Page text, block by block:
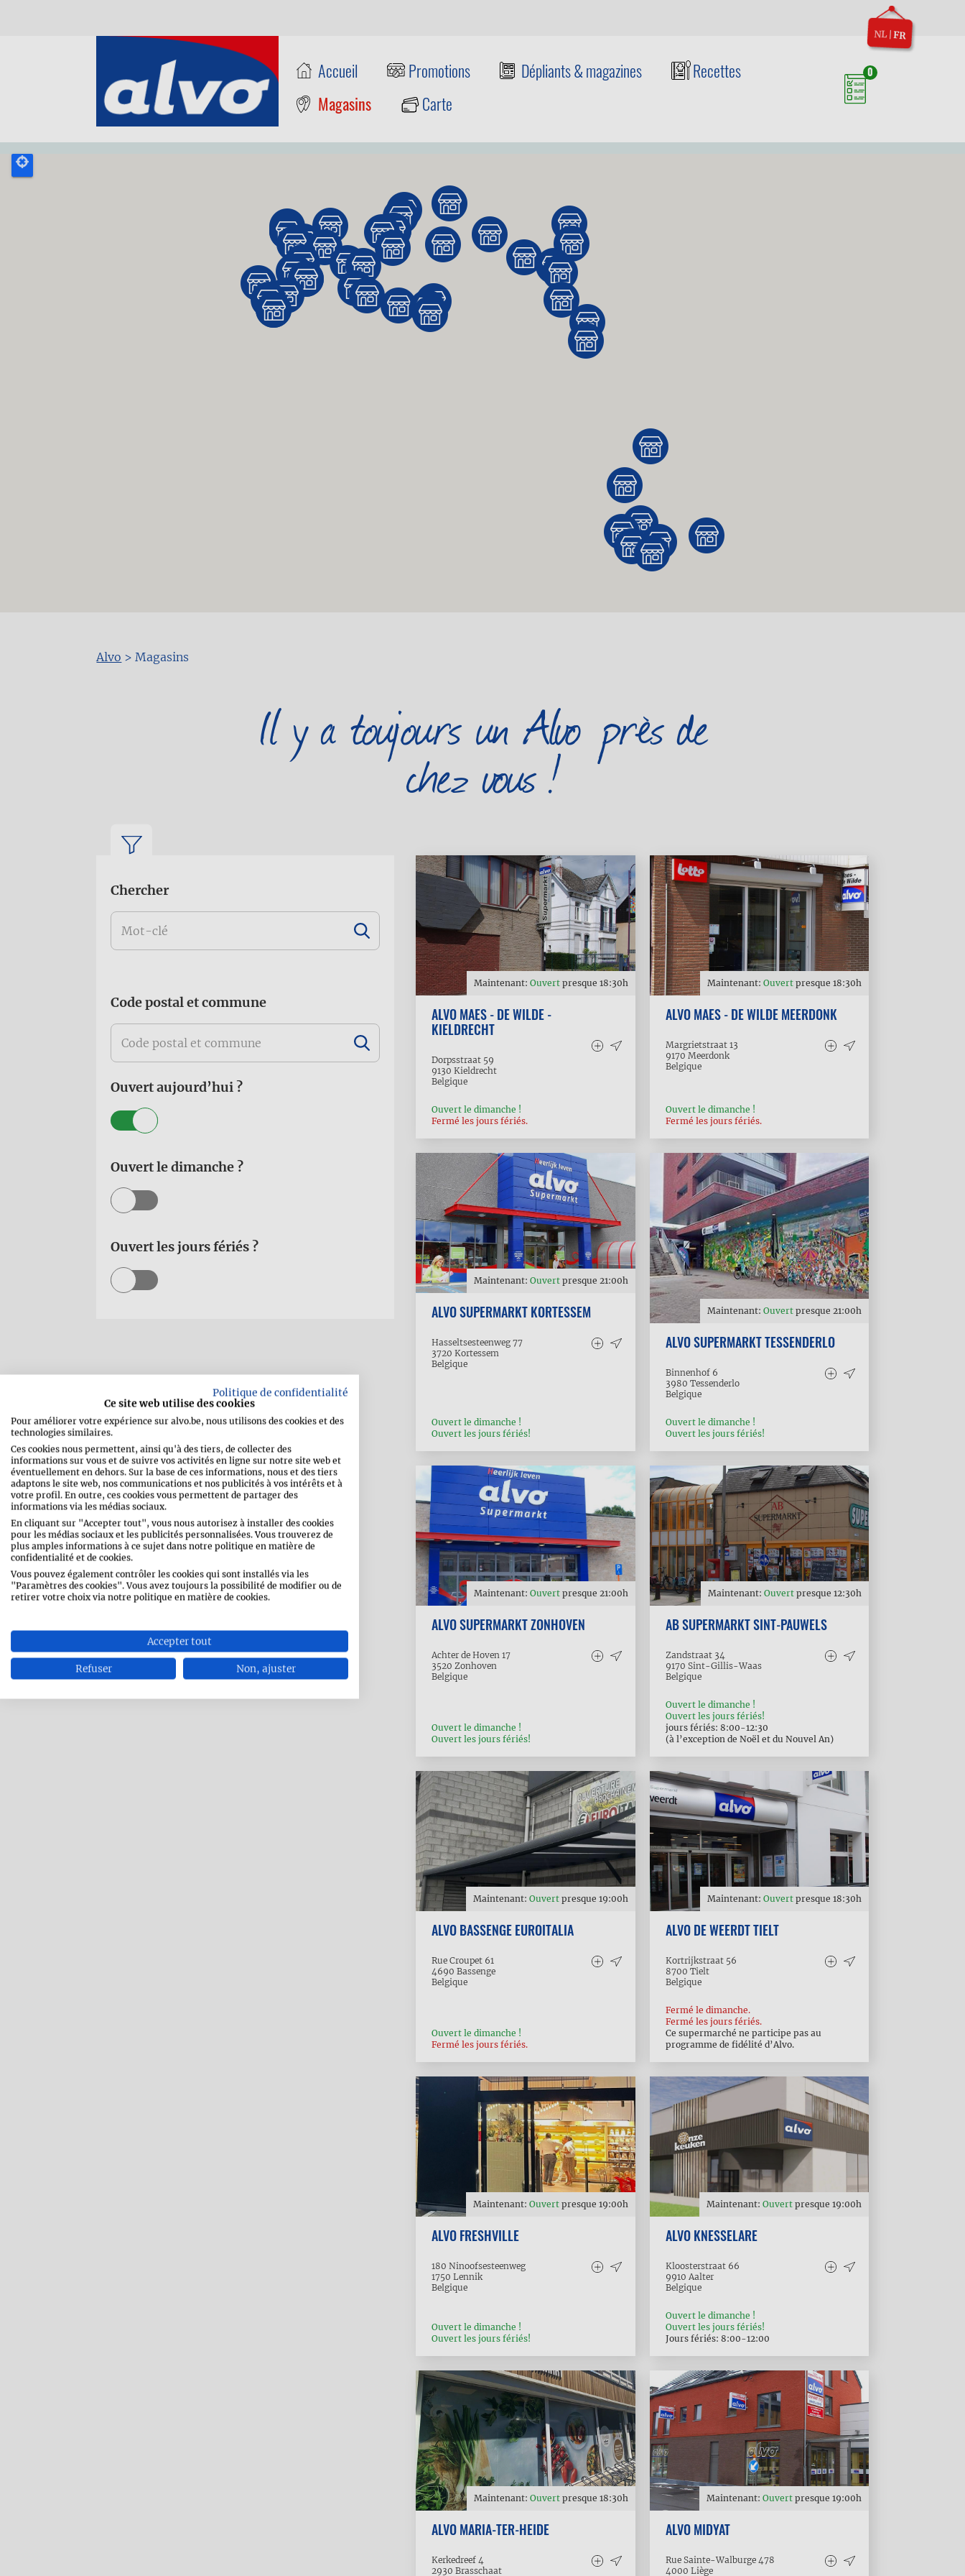
NL|FR
Accueil Promotions Dépliants & magazines
Recettes
Magasins
Carte
0
Fil
Alvo > Magasins
Il y a toujours un Alvo près de
chez vous !
Chercher
Code postal et commune
Ouvert aujourd’hui ?
Ouvert le dimanche ?
Ouvert les jours fériés ?
Maintenant: Ouvertpresque 18:30h
ALVO MAES - DE WILDE -
KIELDRECHT
Dorpsstraat 59
9130 Kieldrecht
Belgique
Ouvert le dimanche !
Fermé les jours fériés.
Maintenant: Ouvertpresque 18:30h
ALVO MAES - DE WILDE MEERDONK
Margrietstraat 13
9170 Meerdonk
Belgique
Ouvert le dimanche !
Fermé les jours fériés.
Maintenant: Ouvertpresque 21:00h
ALVO SUPERMARKT KORTESSEM
Hasseltsesteenweg 77
3720 Kortessem
Belgique
Ouvert le dimanche !
Ouvert les jours fériés!
Maintenant: Ouvertpresque 21:00h
ALVO SUPERMARKT TESSENDERLO
Binnenhof 6
3980 Tessenderlo
Belgique
Ouvert le dimanche !
Ouvert les jours fériés!
Maintenant: Ouvertpresque 21:00h
ALVO SUPERMARKT ZONHOVEN
Achter de Hoven 17
3520 Zonhoven
Belgique
Ouvert le dimanche !
Ouvert les jours fériés!
Maintenant: Ouvertpresque 12:30h
AB SUPERMARKT SINT-PAUWELS
Zandstraat 34
9170 Sint-Gillis-Waas
Belgique
Ouvert le dimanche !
Ouvert les jours fériés!
jours fériés: 8:00-12:30
(à l’exception de Noël et du Nouvel An)
Maintenant: Ouvertpresque 19:00h
ALVO BASSENGE EUROITALIA
Rue Croupet 61
4690 Bassenge
Belgique
Ouvert le dimanche !
Fermé les jours fériés.
Maintenant: Ouvertpresque 18:30h
ALVO DE WEERDT TIELT
Kortrijkstraat 56
8700 Tielt
Belgique
Fermé le dimanche.
Fermé les jours fériés.
Ce supermarché ne participe pas au
programme de fidélité d’Alvo.
Maintenant: Ouvertpresque 19:00h
ALVO FRESHVILLE
180 Ninoofsesteenweg
1750 Lennik
Belgique
Ouvert le dimanche !
Ouvert les jours fériés!
Maintenant: Ouvertpresque 19:00h
ALVO KNESSELARE
Kloosterstraat 66
9910 Aalter
Belgique
Ouvert le dimanche !
Ouvert les jours fériés!
Jours fériés: 8:00-12:00
Maintenant: Ouvertpresque 18:30h
ALVO MARIA-TER-HEIDE
Kerkedreef 4
2930 Brasschaat
Maintenant: Ouvertpresque 19:00h
ALVO MIDYAT
Rue Sainte-Walburge 478
4000 Liège
Politique de confidentialité
Ce site web utilise des cookies
Pour améliorer votre expérience sur alvo.be, nous utilisons des cookies et des
technologies similaires.
Ces cookies nous permettent, ainsi qu'à des tiers, de collecter des
informations sur vous et de suivre vos activités en ligne sur notre site web et
éventuellement en dehors. Sur la base de ces informations, nous et des tiers
adaptons le site web, nos communications et nos publicités à vos intérêts et à
votre profil. En outre, ces cookies vous permettent de partager des
informations via les médias sociaux.
En cliquant sur "Accepter tout", vous nous autorisez à installer des cookies
pour les médias sociaux et les publicités personnalisées. Vous trouverez de
plus amples informations à ce sujet dans notre politique en matière de
confidentialité et de cookies.
Vous pouvez également contrôler les cookies qui sont installés via les
"Paramètres des cookies". Vous avez toujours la possibilité de modifier ou de
retirer votre choix via notre politique en matière de cookies.
Accepter tout
Refuser Non, ajuster